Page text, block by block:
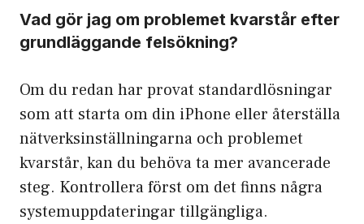
Vad gör jag om problemet kvarstår efter
grundläggande felsökning?
Om du redan har provat standardlösningar
som att starta om din iPhone eller återställa
nätverksinställningarna och problemet
kvarstår, kan du behöva ta mer avancerade
steg. Kontrollera först om det finns några
systemuppdateringar tillgängliga.